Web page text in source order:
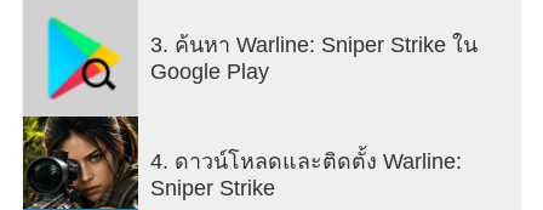
• รักษาฐานที่มั่น: ซ่อมแซมสิ่งอำนวยความสะดวกที่ยึด
มาได้เพื่อสร้างฐานที่มั่น เปลี่ยนชัยชนะทางยุทธวิธีให้
เป็นรากฐานของอาณาจักรทางทหาร
แทรกซึมเพียงลำพังจะกลายเป็นปฏิบัติการโจมตีครั้ง
ใหญ่ การยิงนัดแรกเป็นเพียงจุดเริ่มต้นของการก้าวขึ้น
สู่ตำแหน่งผู้บัญชาการสูงสุด
3. ค้นหา Warline: Sniper Strike ใน
Google Play
4. ดาวน์โหลดและติดตั้ง Warline:
Sniper Strike